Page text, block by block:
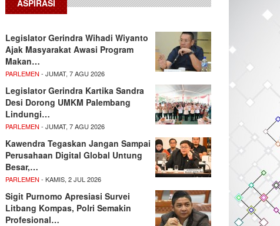
ASPIRASI
Legislator Gerindra Wihadi Wiyanto
Ajak Masyarakat Awasi Program
Makan…
PARLEMEN - JUMAT, 7 AGU 2026
Legislator Gerindra Kartika Sandra
Desi Dorong UMKM Palembang
Lindungi…
PARLEMEN - JUMAT, 7 AGU 2026
Kawendra Tegaskan Jangan Sampai
Perusahaan Digital Global Untung
Besar,…
PARLEMEN - KAMIS, 2 JUL 2026
Sigit Purnomo Apresiasi Survei
Litbang Kompas, Polri Semakin
Profesional…